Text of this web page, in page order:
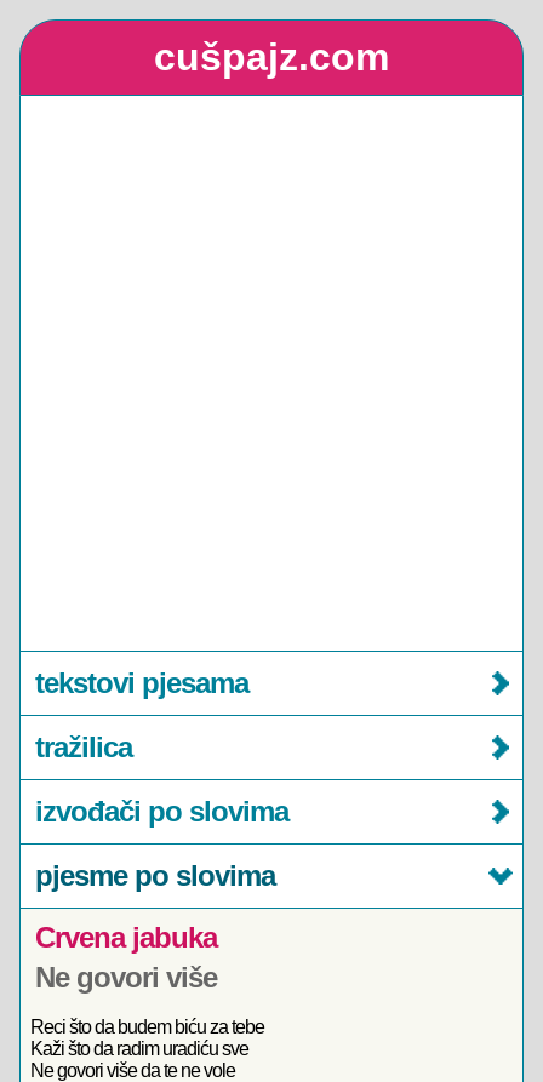
cušpajz.com
tekstovi pjesama
tražilica
izvođači po slovima
pjesme po slovima
Crvena jabuka
Ne govori više
Reci što da budem biću za tebe
Kaži što da radim uradiću sve
Ne govori više da te ne vole